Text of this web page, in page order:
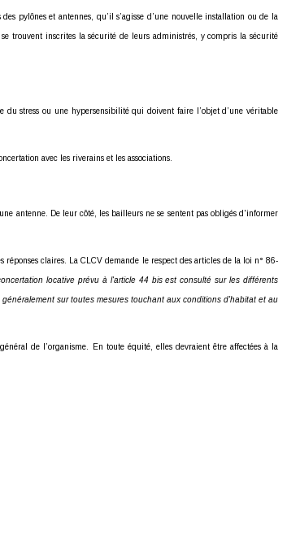
pylônes et antennes, qu’il s’agisse d’une nouvelle installation ou de la
trouvent inscrites la sécurité de leurs administrés, y compris la sécurité
stress ou une hypersensibilité qui doivent faire l’objet d’une véritable
avec les riverains et les associations.
antenne. De leur côté, les bailleurs ne se sentent pas obligés d'informer
claires. La CLCV demande le respect des articles de la loi n° 86-
locative prévu à l'article 44 bis est consulté sur les différents
sur toutes mesures touchant aux conditions d'habitat et au
de l’organisme. En toute équité, elles devraient être affectées à la